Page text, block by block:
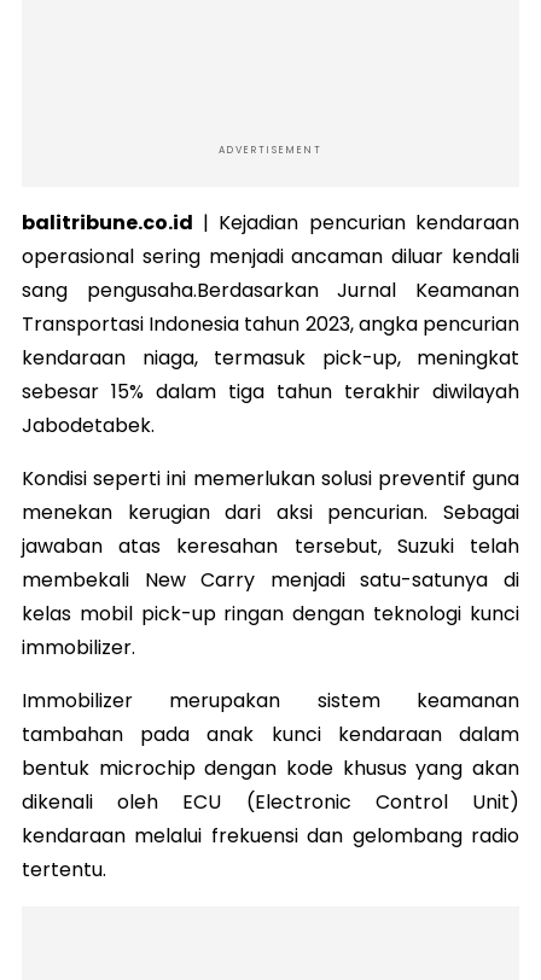
ADVERTISEMENT
balitribune.co.id | Kejadian pencurian kendaraan
operasional sering menjadi ancaman diluar kendali
sang pengusaha.Berdasarkan Jurnal Keamanan
Transportasi Indonesia tahun 2023, angka pencurian
kendaraan niaga, termasuk pick-up, meningkat
sebesar 15% dalam tiga tahun terakhir diwilayah
Jabodetabek.
Kondisi seperti ini memerlukan solusi preventif guna
menekan kerugian dari aksi pencurian. Sebagai
jawaban atas keresahan tersebut, Suzuki telah
membekali New Carry menjadi satu-satunya di
kelas mobil pick-up ringan dengan teknologi kunci
immobilizer.
Immobilizer merupakan sistem keamanan
tambahan pada anak kunci kendaraan dalam
bentuk microchip dengan kode khusus yang akan
dikenali oleh ECU (Electronic Control Unit)
kendaraan melalui frekuensi dan gelombang radio
tertentu.